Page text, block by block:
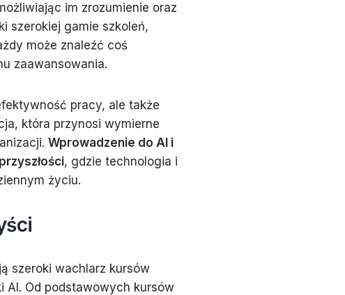
im zrozumienie oraz
szerokiej gamie szkoleń,
może znaleźć coś
zaawansowania.
pracy, ale także
która przynosi wymierne
Wprowadzenie do AI i
, gdzie technologia i
życiu.
szeroki wachlarz kursów
AI. Od podstawowych kursów